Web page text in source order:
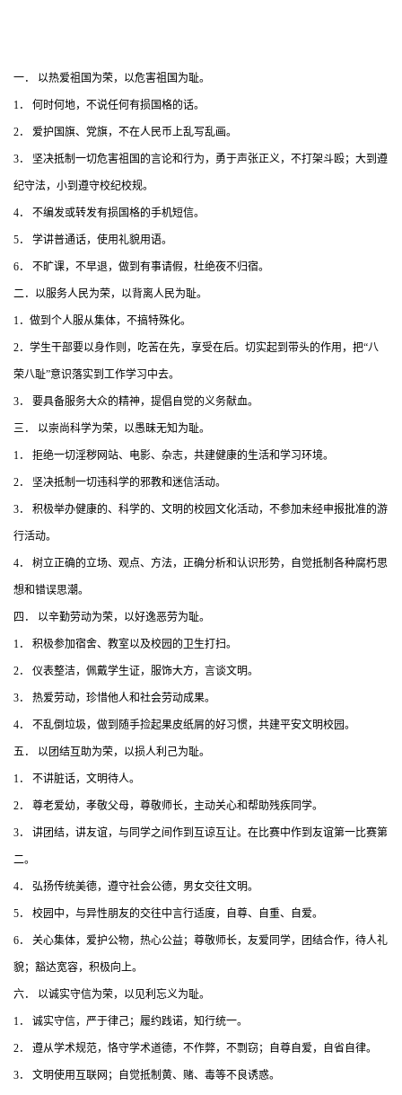
一． 以热爱祖国为荣，以危害祖国为耻。
1． 何时何地，不说任何有损国格的话。
2． 爱护国旗、党旗，不在人民币上乱写乱画。
3． 坚决抵制一切危害祖国的言论和行为，勇于声张正义，不打架斗殴；大到遵
纪守法，小到遵守校纪校规。
4． 不编发或转发有损国格的手机短信。
5． 学讲普通话，使用礼貌用语。
6． 不旷课，不早退，做到有事请假，杜绝夜不归宿。
二．以服务人民为荣，以背离人民为耻。
1．做到个人服从集体，不搞特殊化。
2．学生干部要以身作则，吃苦在先，享受在后。切实起到带头的作用，把“八
荣八耻”意识落实到工作学习中去。
3． 要具备服务大众的精神，提倡自觉的义务献血。
三． 以崇尚科学为荣，以愚昧无知为耻。
1． 拒绝一切淫秽网站、电影、杂志，共建健康的生活和学习环境。
2． 坚决抵制一切违科学的邪教和迷信活动。
3． 积极举办健康的、科学的、文明的校园文化活动，不参加未经申报批准的游
行活动。
4． 树立正确的立场、观点、方法，正确分析和认识形势，自觉抵制各种腐朽思
想和错误思潮。
四． 以辛勤劳动为荣，以好逸恶劳为耻。
1． 积极参加宿舍、教室以及校园的卫生打扫。
2． 仪表整洁，佩戴学生证，服饰大方，言谈文明。
3． 热爱劳动，珍惜他人和社会劳动成果。
4． 不乱倒垃圾，做到随手捡起果皮纸屑的好习惯，共建平安文明校园。
五． 以团结互助为荣，以损人利己为耻。
1． 不讲脏话，文明待人。
2． 尊老爱幼，孝敬父母，尊敬师长，主动关心和帮助残疾同学。
3． 讲团结，讲友谊，与同学之间作到互谅互让。在比赛中作到友谊第一比赛第
二。
4． 弘扬传统美德，遵守社会公德，男女交往文明。
5． 校园中，与异性朋友的交往中言行适度，自尊、自重、自爱。
6． 关心集体，爱护公物，热心公益；尊敬师长，友爱同学，团结合作，待人礼
貌；豁达宽容，积极向上。
六． 以诚实守信为荣，以见利忘义为耻。
1． 诚实守信，严于律己；履约践诺，知行统一。
2． 遵从学术规范，恪守学术道德，不作弊，不剽窃；自尊自爱，自省自律。
3． 文明使用互联网；自觉抵制黄、赌、毒等不良诱惑。